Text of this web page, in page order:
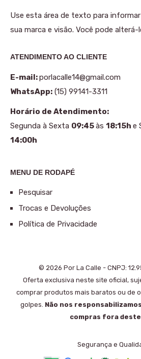
Use esta área de texto para
sua marca e visão. Você pode
ATENDIMENTO AO CLIENTE
E-mail:porlacalle14@gmail.com
WhatsApp: (15) 99141-3311
Horário de Atendimento:
Segunda à Sexta 09:45às 18:15h e
14:00h
MENU DE RODAPÉ
Pesquisar
Trocas e Devoluções
Política de Privacidade
© 2026 Por La Calle - CNPJ:
Oferta exclusiva neste site oficial,
comprar produtos mais baratos ou de
golpes. Não nos
compras fora
Segurança e